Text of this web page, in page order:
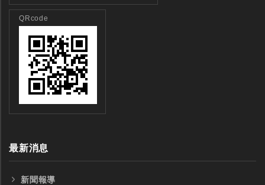
台製WEENIX四刃全鎢鋼銑刀
QRcode
最新消息
新聞報導